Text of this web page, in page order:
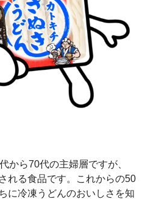
から70代の主婦層ですが、
れる食品です。これからの50
に冷凍うどんのおいしさを知